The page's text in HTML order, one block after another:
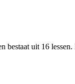
bestaat uit 16